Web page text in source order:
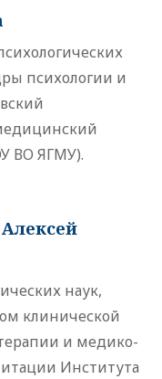
психологии и
ВО ЯГМУ).
наук,
клинической
и медико-
Института